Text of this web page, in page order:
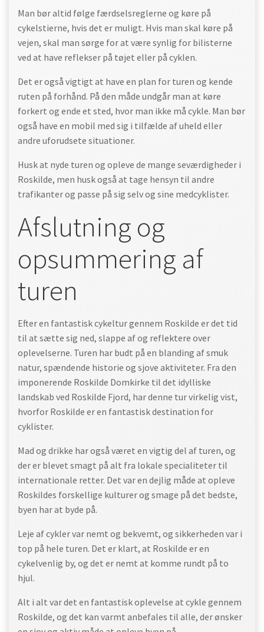
Man bør altid følge færdselsreglerne og køre på
cykelstierne, hvis det er muligt. Hvis man skal køre på
vejen, skal man sørge for at være synlig for bilisterne
ved at have reflekser på tøjet eller på cyklen.
Det er også vigtigt at have en plan for turen og kende
ruten på forhånd. På den måde undgår man at køre
forkert og ende et sted, hvor man ikke må cykle. Man bør
også have en mobil med sig i tilfælde af uheld eller
andre uforudsete situationer.
Husk at nyde turen og opleve de mange seværdigheder i
Roskilde, men husk også at tage hensyn til andre
trafikanter og passe på sig selv og sine medcyklister.
Afslutning og
opsummering af
turen
Efter en fantastisk cykeltur gennem Roskilde er det tid
til at sætte sig ned, slappe af og reflektere over
oplevelserne. Turen har budt på en blanding af smuk
natur, spændende historie og sjove aktiviteter. Fra den
imponerende Roskilde Domkirke til det idylliske
landskab ved Roskilde Fjord, har denne tur virkelig vist,
hvorfor Roskilde er en fantastisk destination for
cyklister.
Mad og drikke har også været en vigtig del af turen, og
der er blevet smagt på alt fra lokale specialiteter til
internationale retter. Det var en dejlig måde at opleve
Roskildes forskellige kulturer og smage på det bedste,
byen har at byde på.
Leje af cykler var nemt og bekvemt, og sikkerheden var i
top på hele turen. Det er klart, at Roskilde er en
cykelvenlig by, og det er nemt at komme rundt på to
hjul.
Alt i alt var det en fantastisk oplevelse at cykle gennem
Roskilde, og det kan varmt anbefales til alle, der ønsker